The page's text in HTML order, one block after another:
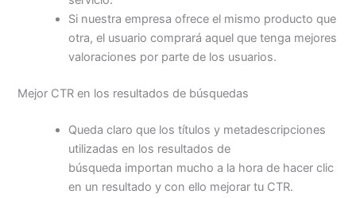
Si nuestra empresa ofrece el mismo producto que
otra, el usuario comprará aquel que tenga mejores
valoraciones por parte de los usuarios.
Mejor CTR en los resultados de búsquedas
Queda claro que los títulos y metadescripciones
utilizadas en los resultados de
búsqueda importan mucho a la hora de hacer clic
en un resultado y con ello mejorar tu CTR.